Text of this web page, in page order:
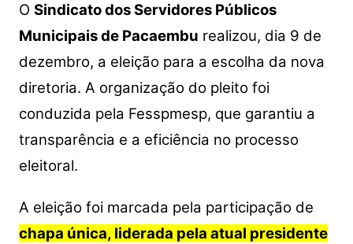
O Sindicato dos Servidores Públicos
Municipais de Pacaembu realizou, dia 9 de
dezembro, a eleição para a escolha da nova
diretoria. A organização do pleito foi
conduzida pela Fesspmesp, que garantiu a
transparência e a eficiência no processo
eleitoral.
A eleição foi marcada pela participação de
chapa única, liderada pela atual presidente